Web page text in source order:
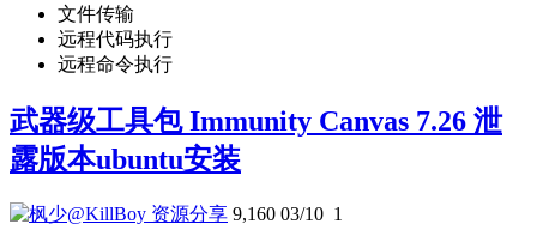
文件传输
远程代码执行
远程命令执行
武器级工具包 Immunity Canvas 7.26 泄
露版本ubuntu安装
资源分享 9,160 03/10 1